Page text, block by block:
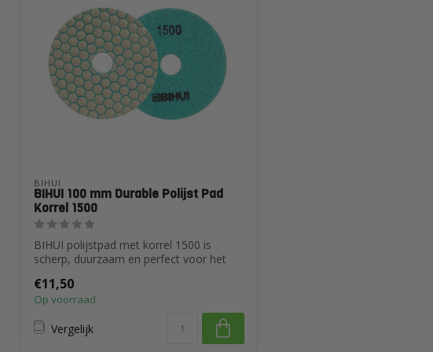
BIHUI
BIHUI 100 mm Durable Polijst Pad
Korrel 1500
BIHUI polijstpad met korrel 1500 is
scherp, duurzaam en perfect voor het
€11,50
Op voorraad
Vergelijk